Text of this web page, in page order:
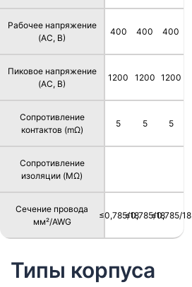
Рабочее напряжение
(AC, В)
Пиковое напряжение
(AC, В)
Сопротивление
контактов (mΩ)
Сопротивление
изоляции (MΩ)
Сечение провода
мм²/AWG
400
1200
5
≤0,785/18
400
1200
5
≤0,785/18
400
1200
5
≤0,785/18
Типы корпуса